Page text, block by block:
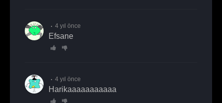
4 yıl önce
Efsane
4 yıl önce
Harikaaaaaaaaaaa